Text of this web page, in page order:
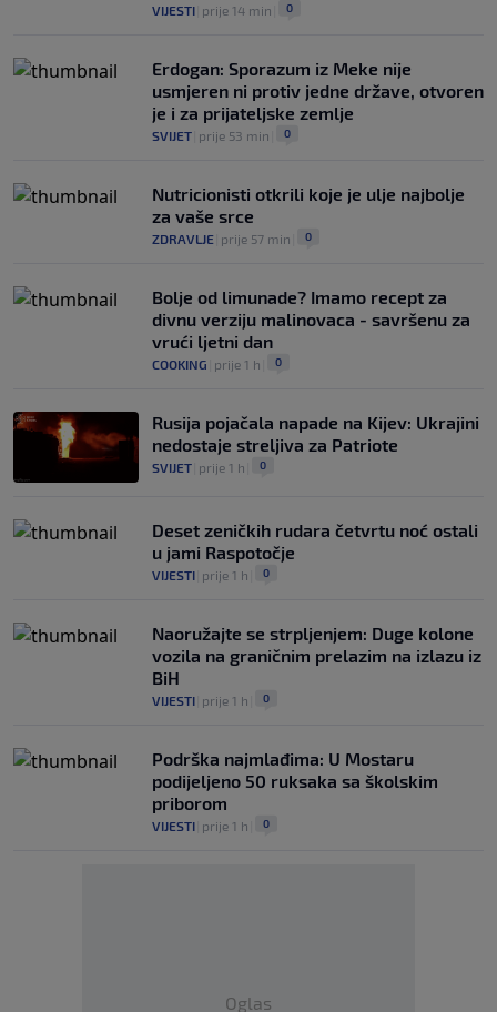
VIJESTI prije 14 min 0
Erdogan: Sporazum iz Meke nije
usmjeren ni protiv jedne države, otvoren
je i za prijateljske zemlje
SVIJET prije 53 min 0
Nutricionisti otkrili koje je ulje najbolje
za vaše srce
ZDRAVLJE prije 57 min 0
Bolje od limunade? Imamo recept za
divnu verziju malinovaca - savršenu za
vrući ljetni dan
COOKING prije 1 h 0
Rusija pojačala napade na Kijev: Ukrajini
nedostaje streljiva za Patriote
SVIJET prije 1 h 0
Deset zeničkih rudara četvrtu noć ostali
u jami Raspotočje
VIJESTI prije 1 h 0
Naoružajte se strpljenjem: Duge kolone
vozila na graničnim prelazim na izlazu iz
BiH
VIJESTI prije 1 h 0
Podrška najmlađima: U Mostaru
podijeljeno 50 ruksaka sa školskim
priborom
VIJESTI prije 1 h 0
Oglas